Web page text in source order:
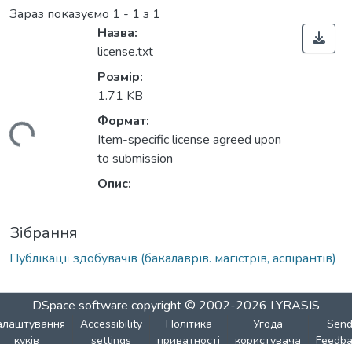
Зараз показуємо 1 - 1 з 1
Назва:
license.txt
Розмір:
1.71 KB
Формат:
Item-specific license agreed upon
to submission
Опис:
Зібрання
Публікації здобувачів (бакалаврів. магістрів, аспірантів)
DSpace software copyright © 2002-2026 LYRASIS
куків
Accessibility
settings
Політика
приватності
Угода
користувача
Send